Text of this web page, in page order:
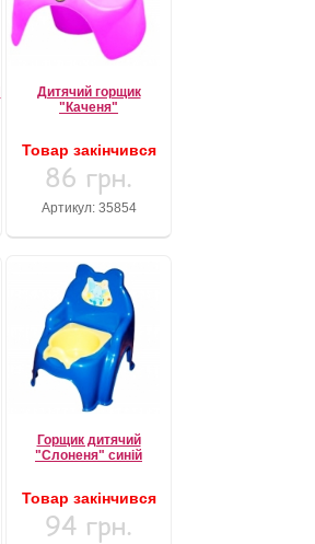
Дитячий горщик
"Каченя"
Товар закінчився
86 грн.
Артикул: 35854
Горщик дитячий
"Слоненя" синій
Товар закінчився
94 грн.